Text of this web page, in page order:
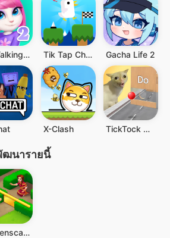
My Talking Angela 2 Tik Tap Challenge Gacha Life 2
X-Clash TickTock Challenge
ฒนารายนี้
Gardenscapes